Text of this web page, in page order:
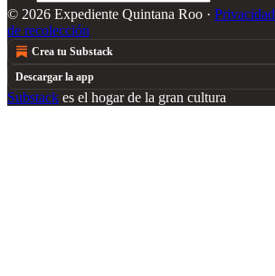
© 2026 Expediente Quintana Roo · Privacidad
de recolección
Crea tu Substack
Descargar la app
Substack es el hogar de la gran cultura